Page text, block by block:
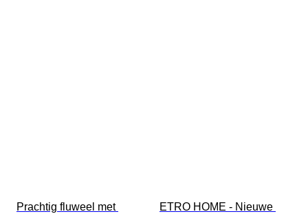
Prachtig fluweel met
ETRO HOME - Nieuwe